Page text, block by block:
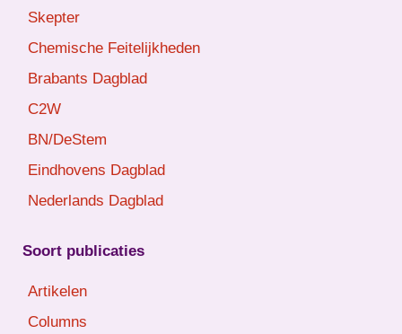
Skepter
Chemische Feitelijkheden
Brabants Dagblad
C2W
BN/DeStem
Eindhovens Dagblad
Nederlands Dagblad
Soort publicaties
Artikelen
Columns